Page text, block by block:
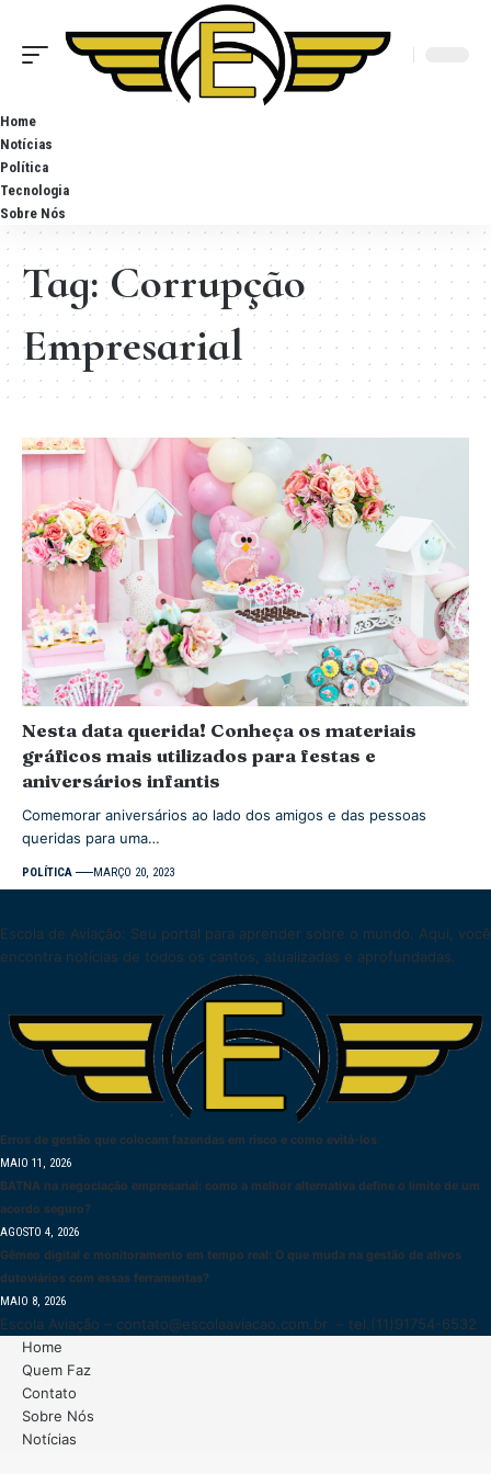
Home
Notícias
Política
Tecnologia
Sobre Nós
Tag:Corrupção
Empresarial
Nesta data querida! Conheça os materiais
gráficos mais utilizados para festas e
aniversários infantis
Comemorar aniversários ao lado dos amigos e das pessoas
queridas para uma…
POLÍTICA MARÇO 20, 2023
Escola de Aviação: Seu portal para aprender sobre o mundo. Aqui, você
encontra notícias de todos os cantos, atualizadas e aprofundadas.
Erros de gestão que colocam fazendas em risco e como evitá-los
MAIO 11, 2026
BATNA na negociação empresarial: como a melhor alternativa define o limite de um
acordo seguro?
AGOSTO 4, 2026
Gêmeo digital e monitoramento em tempo real: O que muda na gestão de ativos
dutoviários com essas ferramentas?
MAIO 8, 2026
Escola Aviação – contato@escolaaviacao.com.br – tel.(11)91754-6532
Home
Quem Faz
Contato
Sobre Nós
Notícias